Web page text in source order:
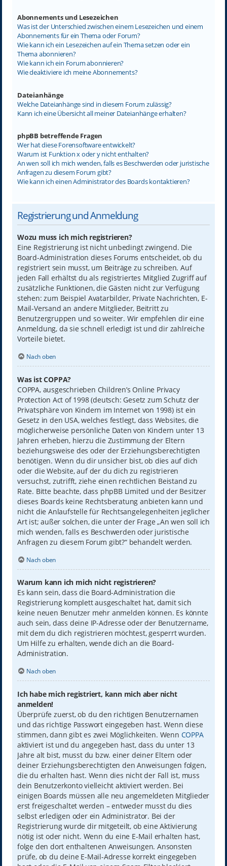
Abonnements und Lesezeichen
Was ist der Unterschied zwischen einem Lesezeichen und einem
Abonnements für ein Thema oder Forum?
Wie kann ich ein Lesezeichen auf ein Thema setzen oder ein
Thema abonnieren?
Wie kann ich ein Forum abonnieren?
Wie deaktiviere ich meine Abonnements?
Dateianhänge
Welche Dateianhänge sind in diesem Forum zulässig?
Kann ich eine Übersicht all meiner Dateianhänge erhalten?
phpBB betreffende Fragen
Wer hat diese Forensoftware entwickelt?
Warum ist Funktion x oder y nicht enthalten?
An wen soll ich mich wenden, falls es Beschwerden oder juristische
Anfragen zu diesem Forum gibt?
Wie kann ich einen Administrator des Boards kontaktieren?
Registrierung und Anmeldung
Wozu muss ich mich registrieren?
Eine Registrierung ist nicht unbedingt zwingend. Die
Board-Administration dieses Forums entscheidet, ob du
registriert sein musst, um Beiträge zu schreiben. Auf
jeden Fall erhältst du als registriertes Mitglied Zugriff auf
zusätzliche Funktionen, die Gästen nicht zur Verfügung
stehen: zum Beispiel Avatarbilder, Private Nachrichten, E-
Mail-Versand an andere Mitglieder, Beitritt zu
Benutzergruppen und so weiter. Wir empfehlen dir eine
Anmeldung, da sie schnell erledigt ist und dir zahlreiche
Vorteile bietet.
Nach oben
Was ist COPPA?
COPPA, ausgeschrieben Children’s Online Privacy
Protection Act of 1998 (deutsch: Gesetz zum Schutz der
Privatsphäre von Kindern im Internet von 1998) ist ein
Gesetz in den USA, welches festlegt, dass Websites, die
möglicherweise persönliche Daten von Kindern unter 13
Jahren erheben, hierzu die Zustimmung der Eltern
beziehungsweise des oder der Erziehungsberechtigten
benötigen. Wenn du dir unsicher bist, ob dies auf dich
oder die Website, auf der du dich zu registrieren
versuchst, zutrifft, ziehe einen rechtlichen Beistand zu
Rate. Bitte beachte, dass phpBB Limited und der Besitzer
dieses Boards keine Rechtsberatung anbieten kann und
nicht die Anlaufstelle für Rechtsangelegenheiten jeglicher
Art ist; außer solchen, die unter der Frage „An wen soll ich
mich wenden, falls es Beschwerden oder juristische
Anfragen zu diesem Forum gibt?“ behandelt werden.
Nach oben
Warum kann ich mich nicht registrieren?
Es kann sein, dass die Board-Administration die
Registrierung komplett ausgeschaltet hat, damit sich
keine neuen Benutzer mehr anmelden können. Es könnte
auch sein, dass deine IP-Adresse oder der Benutzername,
mit dem du dich registrieren möchtest, gesperrt wurden.
Um Hilfe zu erhalten, wende dich an die Board-
Administration.
Nach oben
Ich habe mich registriert, kann mich aber nicht
anmelden!
Überprüfe zuerst, ob du den richtigen Benutzernamen
und das richtige Passwort eingegeben hast. Wenn diese
stimmen, dann gibt es zwei Möglichkeiten. Wenn COPPA
aktiviert ist und du angegeben hast, dass du unter 13
Jahre alt bist, musst du bzw. einer deiner Eltern oder
deiner Erziehungsberechtigten den Anweisungen folgen,
die du erhalten hast. Wenn dies nicht der Fall ist, muss
dein Benutzerkonto vielleicht aktiviert werden. Bei
einigen Boards müssen alle neu angemeldeten Mitglieder
erst freigeschaltet werden – entweder musst du dies
selbst erledigen oder ein Administrator. Bei der
Registrierung wurde dir mitgeteilt, ob eine Aktivierung
nötig ist oder nicht. Wenn du eine E-Mail erhalten hast,
folge den dort enthaltenen Anweisungen. Ansonsten
prüfe, ob du deine E-Mail-Adresse korrekt eingegeben